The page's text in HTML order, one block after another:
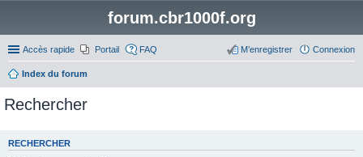
forum.cbr1000f.org
Accès rapide Portail FAQ Connexion
M’enregistrer
Index du forum
Rechercher
RECHERCHER